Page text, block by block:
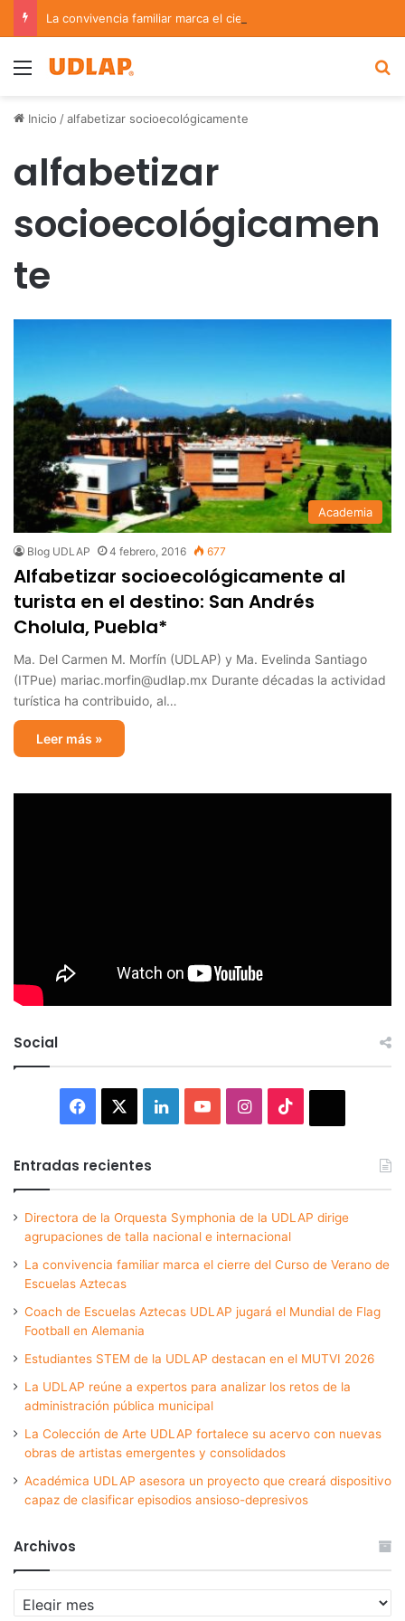
Menu
Inicio /alfabetizar socioecológicamente
alfabetizar
socioecológicamen
te
Academia
Blog UDLAP 4 febrero, 2016 677
Alfabetizar socioecológicamente al
turista en el destino: San Andrés
Cholula, Puebla*
Ma. Del Carmen M. Morfín (UDLAP) y Ma. Evelinda Santiago
(ITPue) mariac.morfin@udlap.mx Durante décadas la actividad
turística ha contribuido, al…
Leer más »
Social
Facebook LinkedInYouTubeInstagram
Entradas recientes
Directora de la Orquesta Symphonia de la UDLAP dirige
agrupaciones de talla nacional e internacional
La convivencia familiar marca el cierre del Curso de Verano de
Escuelas Aztecas
Coach de Escuelas Aztecas UDLAP jugará el Mundial de Flag
Football en Alemania
Estudiantes STEM de la UDLAP destacan en el MUTVI 2026
La UDLAP reúne a expertos para analizar los retos de la
administración pública municipal
La Colección de Arte UDLAP fortalece su acervo con nuevas
obras de artistas emergentes y consolidados
Académica UDLAP asesora un proyecto que creará dispositivo
capaz de clasificar episodios ansioso-depresivos
Archivos
Archivos